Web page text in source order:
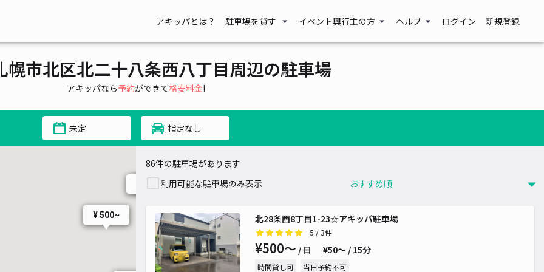
アキッパとは？ 駐車場を貸す イベント興行主の方 ヘルプ ログイン 新規登録
幌市北区北二十八条西八丁目周辺の駐車場
アキッパなら予約ができて格安料金!
未定 指定なし
¥ 500~
¥ 500~
¥ 400~
¥ 490~
¥ 500~
¥ 500~
¥ 500~
¥ 500~
¥ 500~
¥ 500~
¥ 500~
¥ 600~
¥ 2,000~
86件の駐車場があります
利用可能な駐車場のみ表示
北28条西8丁目1-23☆アキッパ駐車場
5 / 3件
¥500〜 / 日 ¥50〜 / 15分
時間貸し可 当日予約不可